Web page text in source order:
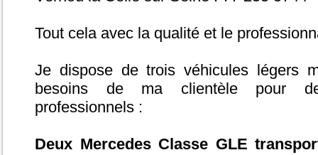
Tout cela avec la qualité et le
Je dispose de trois véhicules légers
besoins de ma clientèle pour
professionnels :
Deux Mercedes Classe GLE